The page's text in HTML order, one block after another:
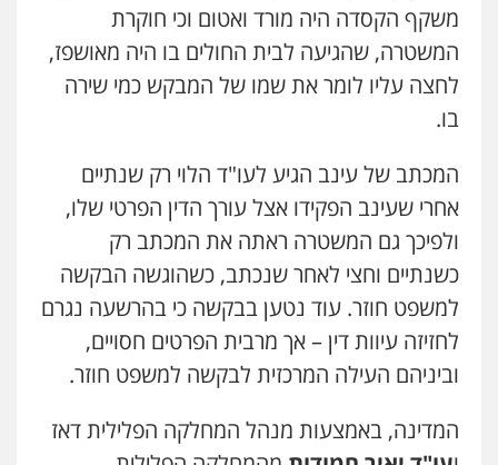
פלילי כלכלי עורכי דין לענייני אסירים
503456449
עו"ד איהאב ג'לג'ולי
פלילי מעצרים וחקירות עורכי דין לענייני
אסירים
0505216700
אייל בן שושן, עורך דין פלילי
פלילי מעצרים וחקירות פשיעה חמורה
0522763105
משקף הקסדה היה מורד ואטום וכי חוקרת
המשטרה, שהגיעה לבית החולים בו היה מאושפז,
לחצה עליו לומר את שמו של המבקש כמי שירה
בו.
המכתב של עינב הגיע לעו"ד הלוי רק שנתיים
אחרי שעינב הפקידו אצל עורך הדין הפרטי שלו,
ולפיכך גם המשטרה ראתה את המכתב רק
כשנתיים וחצי לאחר שנכתב, כשהוגשה הבקשה
למשפט חוזר. עוד נטען בבקשה כי בהרשעה נגרם
לחזיזה עיוות דין – אך מרבית הפרטים חסויים,
וביניהם העילה המרכזית לבקשה למשפט חוזר.
המדינה, באמצעות מנהל המחלקה הפלילית דאז